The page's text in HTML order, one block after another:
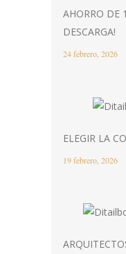
AHORRO DE
DESCARGA!
24 febrero, 2026
ELEGIR LA
19 febrero, 2026